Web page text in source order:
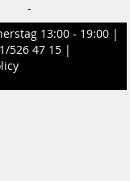
-
13:00 - 19:00 |
526 47 15 |